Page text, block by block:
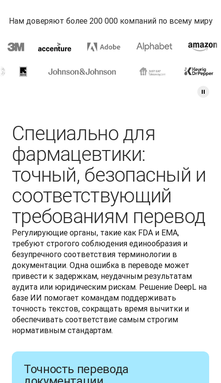
Нам доверяют более 200 000 компаний по всему миру
Специально для
фармацевтики:
точный, безопасный и
соответствующий
требованиям перевод
Регулирующие органы, такие как FDA и EMA,
требуют строгого соблюдения единообразия и
безупречного соответствия терминологии в
документации. Одна ошибка в переводе может
привести к задержкам, неудачным результатам
аудита или юридическим рискам. Решение DeepL на
базе ИИ помогает командам поддерживать
точность текстов, сокращать время вычитки и
обеспечивать соответствие самым строгим
нормативным стандартам.
Точность перевода